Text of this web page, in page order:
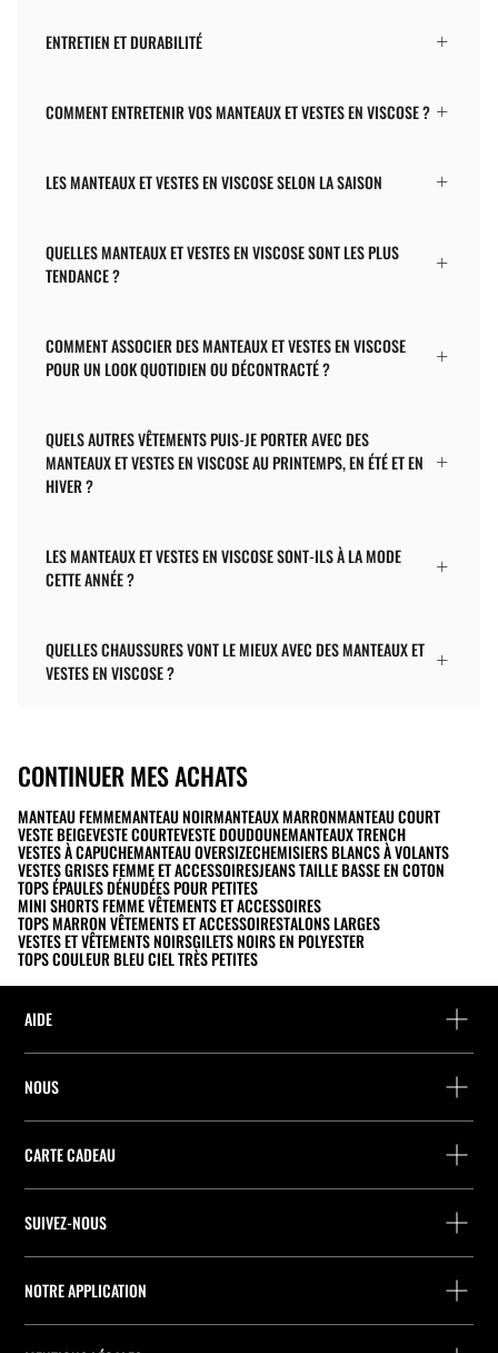
ENTRETIEN ET DURABILITÉ
COMMENT ENTRETENIR VOS MANTEAUX ET VESTES EN VISCOSE ?
LES MANTEAUX ET VESTES EN VISCOSE SELON LA SAISON
QUELLES MANTEAUX ET VESTES EN VISCOSE SONT LES PLUS
TENDANCE ?
COMMENT ASSOCIER DES MANTEAUX ET VESTES EN VISCOSE
POUR UN LOOK QUOTIDIEN OU DÉCONTRACTÉ ?
QUELS AUTRES VÊTEMENTS PUIS-JE PORTER AVEC DES
MANTEAUX ET VESTES EN VISCOSE AU PRINTEMPS, EN ÉTÉ ET EN
HIVER ?
LES MANTEAUX ET VESTES EN VISCOSE SONT-ILS À LA MODE
CETTE ANNÉE ?
QUELLES CHAUSSURES VONT LE MIEUX AVEC DES MANTEAUX ET
VESTES EN VISCOSE ?
CONTINUER MES ACHATS
MANTEAU FEMMEMANTEAU NOIRMANTEAUX MARRONMANTEAU COURT
VESTE BEIGEVESTE COURTEVESTE DOUDOUNEMANTEAUX TRENCH
VESTES À CAPUCHEMANTEAU OVERSIZECHEMISIERS BLANCS À VOLANTS
VESTES GRISES FEMME ET ACCESSOIRESJEANS TAILLE BASSE EN COTON
TOPS ÉPAULES DÉNUDÉES POUR PETITES
MINI SHORTS FEMME VÊTEMENTS ET ACCESSOIRES
TOPS MARRON VÊTEMENTS ET ACCESSOIRESTALONS LARGES
VESTES ET VÊTEMENTS NOIRSGILETS NOIRS EN POLYESTER
TOPS COULEUR BLEU CIEL TRÈS PETITES
AIDE
Localisez votre commande
Recherche de points relais
Préférences de cookies
Qualités et caractéristiques environnementales des produits
NOUS
Entreprise
Company Profile
CARTE CADEAU
Achat de Carte Cadeau
SUIVEZ-NOUS
NOTRE APPLICATION